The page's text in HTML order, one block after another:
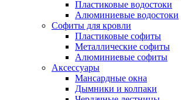
Пластиковые водостоки
Алюминиевые водостоки
Софиты для кровли
Пластиковые софиты
Металлические софиты
Алюминиевые софиты
Аксессуары
Мансардные окна
Дымники и колпаки